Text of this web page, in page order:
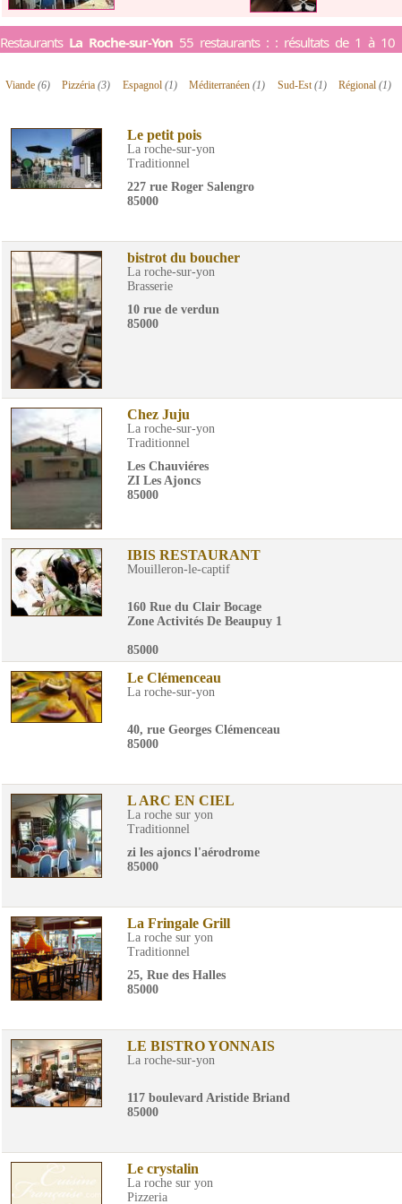
Restaurants La Roche-sur-Yon 55 restaurants : : résultats de 1 à 10
Viande (6) Pizzéria(3) Espagnol (1) Méditerranéen(1) Sud-Est(1) Régional (1)
Le petit pois
La roche-sur-yon
Traditionnel
227 rue Roger Salengro
85000
bistrot du boucher
La roche-sur-yon
Brasserie
10 rue de verdun
85000
Chez Juju
La roche-sur-yon
Traditionnel
Les Chauviéres
ZI Les Ajoncs
85000
IBIS RESTAURANT
Mouilleron-le-captif
160 Rue du Clair Bocage
Zone Activités De Beaupuy 1
85000
Le Clémenceau
La roche-sur-yon
40, rue Georges Clémenceau
85000
L ARC EN CIEL
La roche sur yon
Traditionnel
zi les ajoncs l'aérodrome
85000
La Fringale Grill
La roche sur yon
Traditionnel
25, Rue des Halles
85000
LE BISTRO YONNAIS
La roche-sur-yon
117 boulevard Aristide Briand
85000
Le crystalin
La roche sur yon
Pizzeria